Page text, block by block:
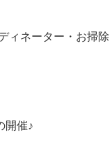
ィネーター・お掃
開催♪